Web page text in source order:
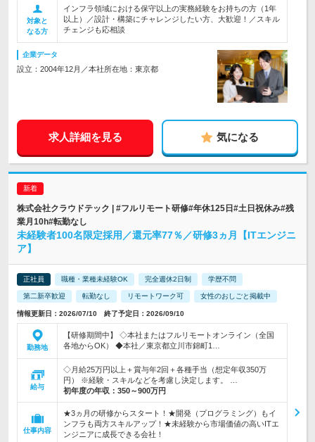
対象と
なる方
インフラ領域における保守以上の実務経験をお持ちの方（1年
以上）／設計・構築にチャレンジしたい方、大歓迎！／スキル
チェンジも応相談
企業データ
設立：2004年12月／本社所在地：東京都
求人詳細を見る 気になる
株式会社クラウドテック | #フルリモート研修#年休125日#土日祝休み#残
業月10h#転勤なし
未経験者100名限定採用／還元率77％／研修3ヵ月【ITエンジニ
ア】
正社員 職種・業種未経験OK 完全週休2日制 学歴不問
第二新卒歓迎 転勤なし リモートワーク可 女性のおしごと掲載中
情報更新日：2026/07/10 終了予定日：2026/09/10
勤務地
【研修期間中】 ◇本社またはフルリモートオンライン（全国
各地からOK） ◆本社／東京都立川市錦町1…
給与
◇月給25万円以上＋賞与年2回＋各種手当（想定年収350万
円） ※経験・スキルなどを考慮し決定します。 …
初年度の年収： 350～900万円
仕事内容
★3ヵ月の研修からスタート！★開発（プログラミング）もイ
ンフラも両方スキルアップ！★未経験から市場価値の高いITエ
ンジニアに成長できる会社！